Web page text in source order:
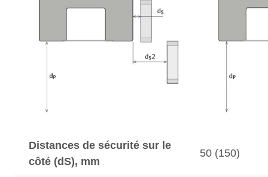
Distances de sécurité sur le
côté (dS), mm
50 (150)